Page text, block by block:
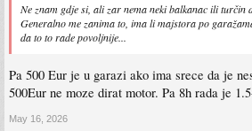
Ne znam gdje si, ali zar nema neki balkanac ili turčin
Generalno me zanima to, ima li majstora po
da to to rade povoljnije...
Pa 500 Eur je u garazi ako ima srece da je
500Eur ne moze dirat motor. Pa 8h rada je
May 16, 2026